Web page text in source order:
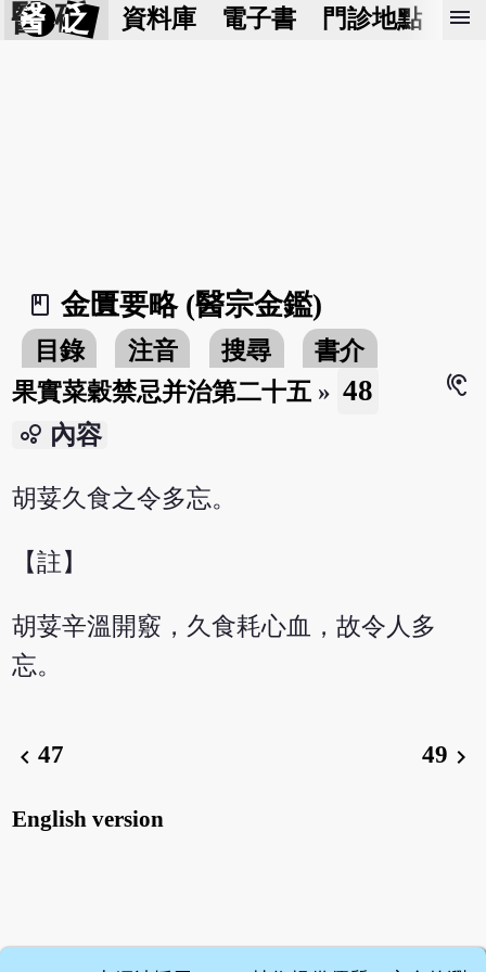
醫 砭 資料庫 電子書 門診地點 預
menu
book_2
金匱要略 (醫宗金鑑)
目錄 注音 搜尋
書介
果實菜穀禁忌并治第二十五 » 48
hearing
bubble_chart 內容
胡荽久食之令多忘。
【註】
胡荽辛溫開竅，久食耗心血，故令人多
忘。
chevron_left47 49 chevron_right
English version